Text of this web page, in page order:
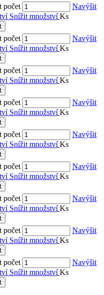
počet
Navýšit
Snížit množstvíKs
počet
Navýšit
Snížit množstvíKs
počet
Navýšit
Snížit množstvíKs
počet
Navýšit
Snížit množstvíKs
počet
Navýšit
Snížit množstvíKs
počet
Navýšit
Snížit množstvíKs
počet
Navýšit
Snížit množstvíKs
počet
Navýšit
Snížit množstvíKs
počet
Navýšit
Snížit množstvíKs